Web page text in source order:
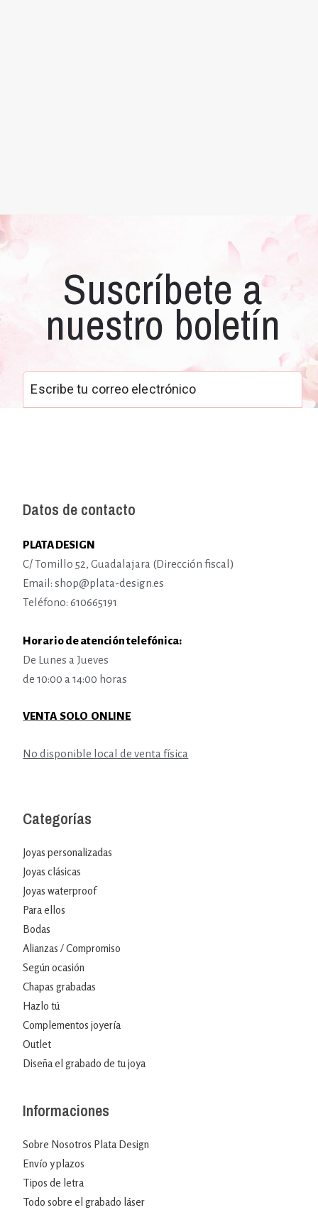
Suscríbete a
nuestro boletín
Datos de contacto
PLATA DESIGN
C/ Tomillo 52, Guadalajara (Dirección fiscal)
Email: shop@plata-design.es
Teléfono: 610665191
Horario de atención telefónica:
De Lunes a Jueves
de 10:00 a 14:00 horas
VENTA SOLO ONLINE
No disponible local de venta física
Categorías
Joyas personalizadas
Joyas clásicas
Joyas waterproof
Para ellos
Bodas
Alianzas / Compromiso
Según ocasión
Chapas grabadas
Hazlo tú
Complementos joyería
Outlet
Diseña el grabado de tu joya
Informaciones
Sobre Nosotros Plata Design
Envío y plazos
Tipos de letra
Todo sobre el grabado láser